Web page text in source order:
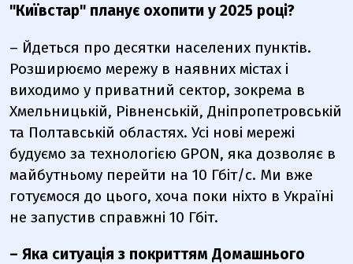
"Київстар" планує охопити у 2025 році?
– Йдеться про десятки населених пунктів.
Розширюємо мережу в наявних містах і
виходимо у приватний сектор, зокрема в
Хмельницькій, Рівненській, Дніпропетровській
та Полтавській областях. Усі нові мережі
будуємо за технологією GPON, яка дозволяє в
майбутньому перейти на 10 Гбіт/с. Ми вже
готуємося до цього, хоча поки ніхто в Україні
не запустив справжні 10 Гбіт.
– Яка ситуація з покриттям Домашнього